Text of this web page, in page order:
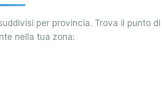
per provincia. Trova il punto
nella tua zona: